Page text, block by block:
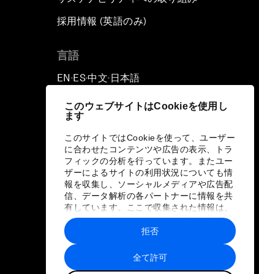
このウェブサイトはCookieを使用し
ます
このサイトではCookieを使って、ユーザー
に合わせたコンテンツや広告の表示、トラ
フィックの分析を行っています。またユー
ザーによるサイトの利用状況についても情
報を収集し、ソーシャルメディアや広告配
信、データ解析の各パートナーに情報を共
有しています。ここで収集された情報は、
ユーザーが各パートナーに提供した他の情
報や各パートナーのサービスを使用した際
に収集された情報と組み合わされ、各パー
トナーによって使用されることがありま
す。
全て許可
拒否
採用情報 (英語のみ)
言語
EN ▪ES▪中文▪ 日本語